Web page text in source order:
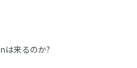
は来るのか?